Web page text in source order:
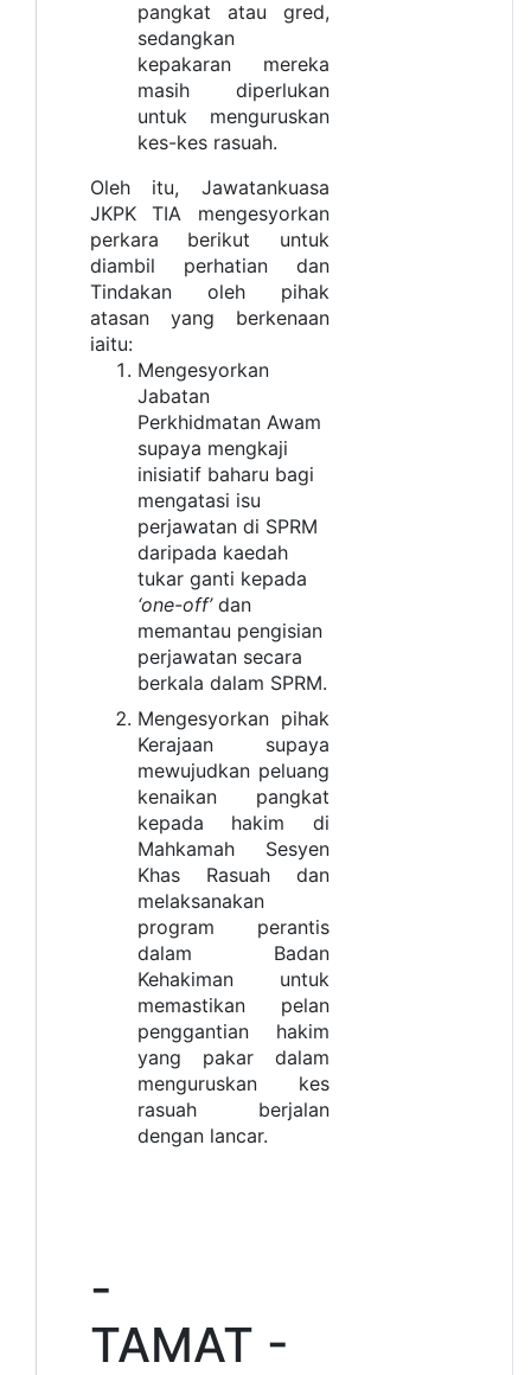
pangkat atau gred,
sedangkan
kepakaran mereka
masih diperlukan
untuk menguruskan
kes-kes rasuah.
Oleh itu, Jawatankuasa
JKPK TIA mengesyorkan
perkara berikut untuk
diambil perhatian dan
Tindakan oleh pihak
atasan yang berkenaan
iaitu:
Mengesyorkan
Jabatan
Perkhidmatan Awam
supaya mengkaji
inisiatif baharu bagi
mengatasi isu
perjawatan di SPRM
daripada kaedah
tukar ganti kepada
‘one-off’dan
memantau pengisian
perjawatan secara
berkala dalam SPRM.
Mengesyorkan pihak
Kerajaan supaya
mewujudkan peluang
kenaikan pangkat
kepada hakim di
Mahkamah Sesyen
Khas Rasuah dan
melaksanakan
program perantis
dalam Badan
Kehakiman untuk
memastikan pelan
penggantian hakim
yang pakar dalam
menguruskan kes
rasuah berjalan
dengan lancar.
-
TAMAT -